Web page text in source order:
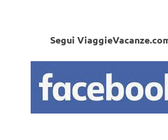
Segui